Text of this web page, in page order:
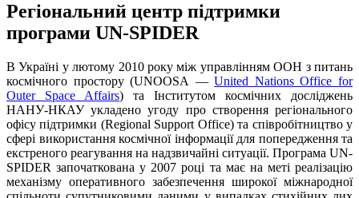
Регіональний центр підтримки
програми UN-SPIDER
В Україні у лютому 2010 року між управлінням ООН з питань
космічного простору (UNOOSA —United Nations Office for
Outer Space Affairs) та Інститутом космічних досліджень
НАНУ-НКАУ укладено угоду про створення регіонального
офісу підтримки (Regional Support Office) та співробітництво у
сфері використання космічної інформації для попередження та
екстреного реагування на надзвичайні ситуації. Програма UN-
SPIDER започаткована у 2007 році та має на меті реалізацію
механізму оперативного забезпечення широкої міжнародної